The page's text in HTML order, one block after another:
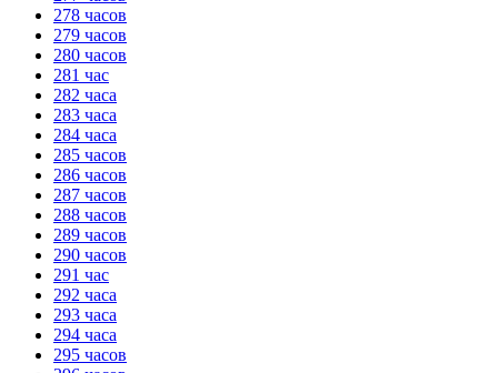
278 часов
279 часов
280 часов
281 час
282 часа
283 часа
284 часа
285 часов
286 часов
287 часов
288 часов
289 часов
290 часов
291 час
292 часа
293 часа
294 часа
295 часов